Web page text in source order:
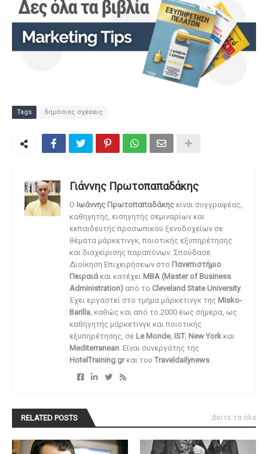
Tags δημόσιες σχέσεις
Γιάννης Πρωτοπαπαδάκης
O Ιωάννης Πρωτοπαπαδάκης είναι συγγραφέας,
καθηγητής, εισηγητής σεμιναρίων και
εκπαιδευτής προσωπικού ξενοδοχείων σε
θέματα μάρκετινγκ, ποιοτικής εξυπηρέτησης
και διαχείρισης παραπόνων. Σπούδασε
Διοίκηση Επιχειρήσεων στο Πανεπιστήμιο
Πειραιάκαι κατέχει MBA (Master of Business
Administration) από το Cleveland State University.
Έχει εργαστεί στο τμήμα μάρκετινγκ της Misko-
Barilla, καθώς και από το 2000 έως σήμερα, ως
καθηγητής μάρκετινγκ και ποιοτικής
εξυπηρέτησης, σε Le Monde, IST, New York και
Mediterranean. Είναι συνεργάτης της
HotelTraining.grκαι του Traveldailynews.
RELATED POSTS Δείτε τα όλα